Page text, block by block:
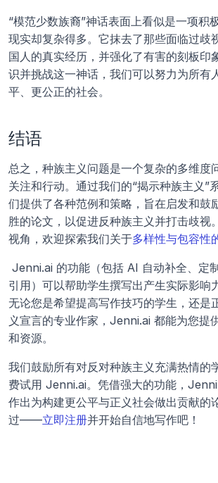
“模范少数族裔”神话表面上看似是一项积
现实却复杂得多。它抹去了那些面临过歧
国人的真实经历，并强化了有害的刻板印
识并挑战这一神话，我们可以努力为所有
平、更公正的社会。
结语
总之，种族主义问题是一个复杂的多维度
关注和行动。通过我们的“揭示种族主义”
们提供了各种范例和策略，旨在启发和鼓
胜的论文，以促进反种族主义并打击歧视
视角，欢迎探索我们关于多样性与包容性
Jenni.ai 的功能（包括 AI 自动补全、定
引用）可以帮助学生撰写出产生实际影响
无论您是希望提高写作技巧的学生，还是
义宣言的专业作家，Jenni.ai 都能为您提
和资源。
我们鼓励所有对反对种族主义充满热情的
费试用 Jenni.ai。凭借强大的功能，
作出为构建更公平与正义社会做出贡献的
过——立即注册并开始自信地写作吧！